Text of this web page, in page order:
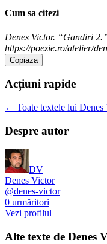
Cum sa citezi
Denes Victor. “Gandiri
https://poezie.ro/atelier/
Copiaza
Acțiuni rapide
← Toate textele lui Denes
Despre autor
DV
Denes Victor
@denes-victor
0 urmăritori
Vezi profilul
Alte texte de Denes